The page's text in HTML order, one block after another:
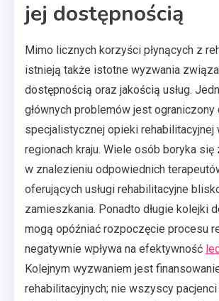
jej dostępnością
Mimo licznych korzyści płynących z
istnieją także istotne wyzwania
dostępnością oraz jakością usług.
głównych problemów jest ograniczony
specjalistycznej opieki rehabilitacyjnej
regionach kraju. Wiele osób boryka się
w znalezieniu odpowiednich
oferujących usługi rehabilitacyjne
zamieszkania. Ponadto długie kolejki
mogą opóźniać rozpoczęcie procesu
negatywnie wpływa na efektywność
Kolejnym wyzwaniem jest
rehabilitacyjnych; nie wszyscy